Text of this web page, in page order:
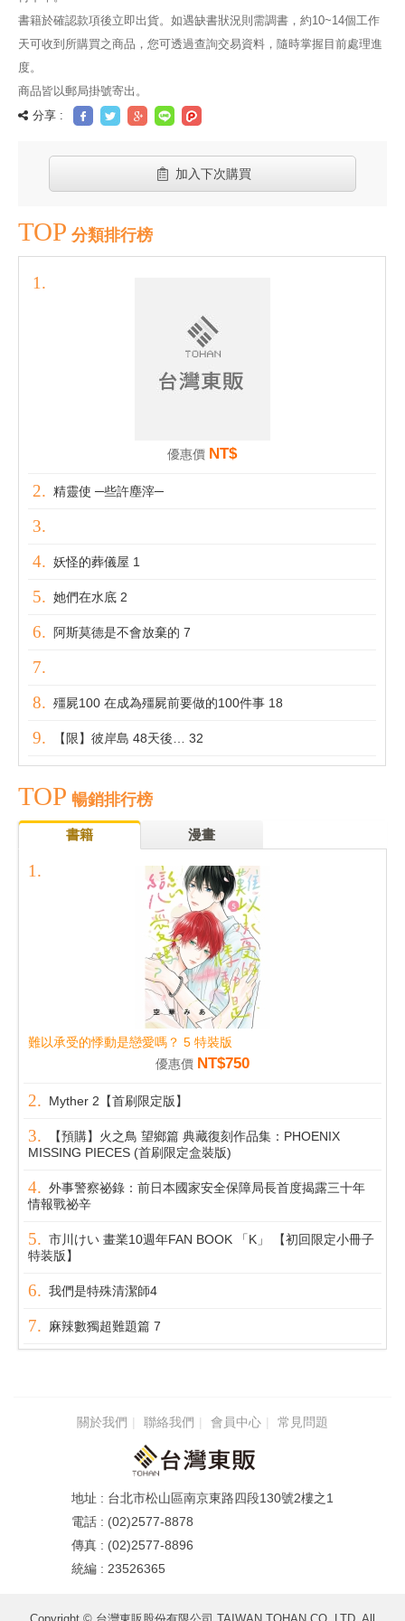
書籍於確認款項後立即出貨。如遇缺書狀況則需調書，約10~14個工作
天可收到所購買之商品，您可透過查詢交易資料，隨時掌握目前處理進
度。
商品皆以郵局掛號寄出。
分享 :
加入下次購買
TOP 分類排行榜
優惠價 NT$
精靈使 ─些許塵滓─
妖怪的葬儀屋 1
她們在水底 2
阿斯莫德是不會放棄的 7
殭屍100 在成為殭屍前要做的100件事 18
【限】彼岸島 48天後… 32
TOP 暢銷排行榜
書籍 漫畫
難以承受的悸動是戀愛嗎？ 5 特裝版
優惠價 NT$750
Myther 2【首刷限定版】
【預購】火之鳥 望鄉篇 典藏復刻作品集：PHOENIX
MISSING PIECES (首刷限定盒裝版)
外事警察祕錄：前日本國家安全保障局長首度揭露三十年
情報戰祕辛
市川けい 畫業10週年FAN BOOK 「K」 【初回限定小冊子
特装版】
我們是特殊清潔師4
麻辣數獨超難題篇 7
關於我們 聯絡我們 會員中心 常見問題
台北市松山區南京東路四段130號2樓之1
(02)2577-8878
(02)2577-8896
23526365